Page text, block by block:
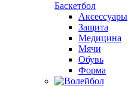
Баскетбол
Аксессуары
Защита
Медицина
Мячи
Обувь
Форма